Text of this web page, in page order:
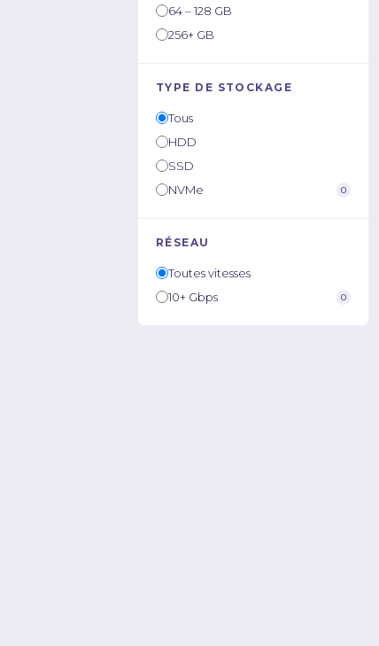
64 – 128 GB
256+ GB
TYPE DE STOCKAGE
Tous
HDD
SSD
NVMe
0
RÉSEAU
Toutes vitesses
10+ Gbps
0